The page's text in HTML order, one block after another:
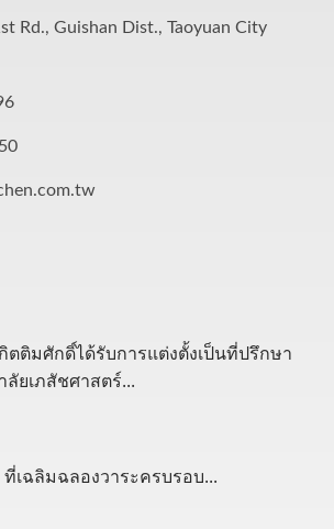
Rd., Guishan Dist., Taoyuan City
ตติมศักดิ์ได้รับการแต่งตั้งเป็นที่ปรึกษา
ยเภสัชศาสตร์...
เฉลิมฉลองวาระครบรอบ...